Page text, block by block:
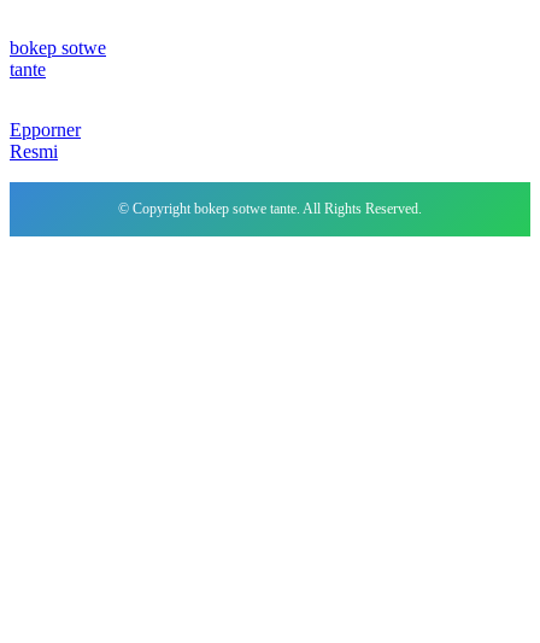
bokep sotwe
tante
Epporner
Resmi
© Copyright bokep sotwe tante. All Rights Reserved.